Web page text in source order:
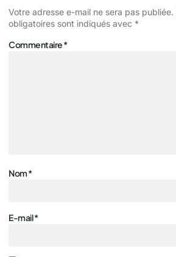
Votre adresse e-mail ne sera pas publiée.
obligatoires sont indiqués avec *
Commentaire*
Nom*
E-mail*